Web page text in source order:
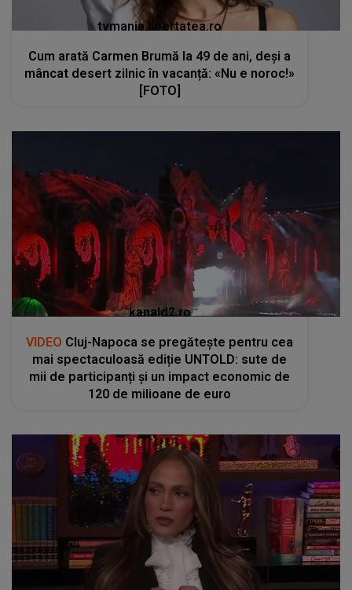
tvmania.libertatea.ro
Cum arată Carmen Brumă la 49 de ani, deși a
mâncat desert zilnic în vacanță: «Nu e noroc!»
[FOTO]
kanald2.ro
VIDEO Cluj-Napoca se pregătește pentru cea
mai spectaculoasă ediție UNTOLD: sute de
mii de participanți și un impact economic de
120 de milioane de euro